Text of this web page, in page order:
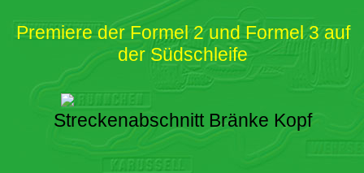
Premiere der Formel 2 und Formel 3 auf
der Südschleife
Streckenabschnitt Bränke Kopf